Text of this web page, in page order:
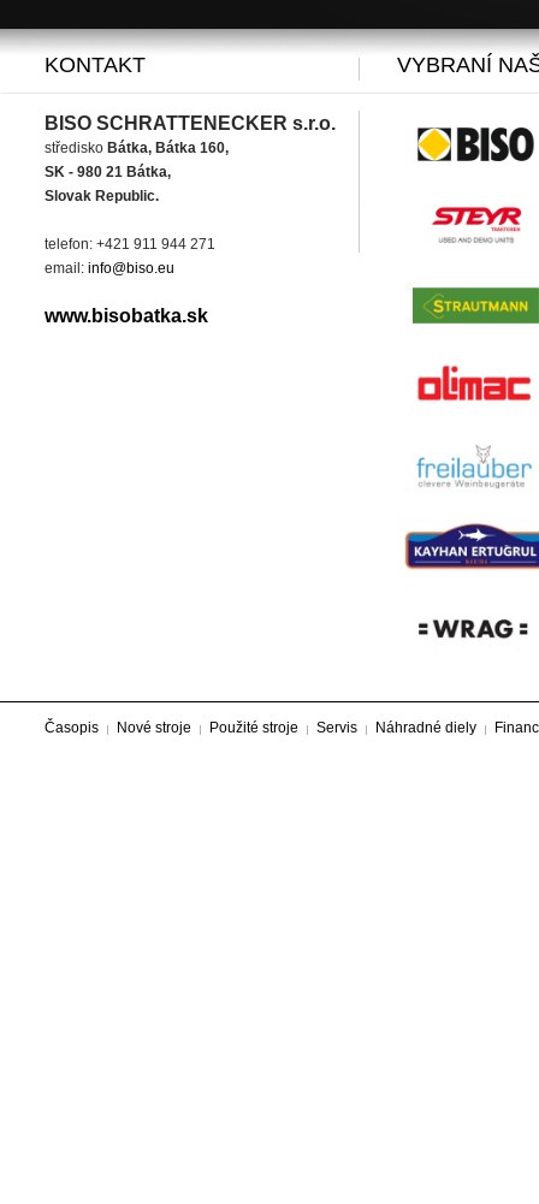
KONTAKT
BISO SCHRATTENECKER s.r.o.
středisko Bátka, Bátka 160,
SK - 980 21 Bátka,
Slovak Republic.
telefon: +421 911 944 271
email: info@biso.eu
www.bisobatka.sk
VYBRANÍ
Časopis Nové stroje Použité stroje Servis Náhradné diely